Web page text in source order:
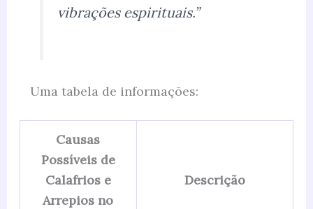
vibrações espirituais.”
Uma tabela de informações:
Causas
Possíveis de
Calafrios e
Arrepios no
Descrição